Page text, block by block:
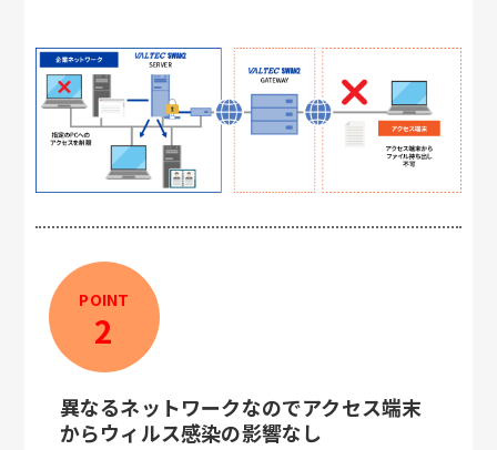
POINT
2
異なるネットワークなのでアクセス端末
からウィルス感染の影響なし